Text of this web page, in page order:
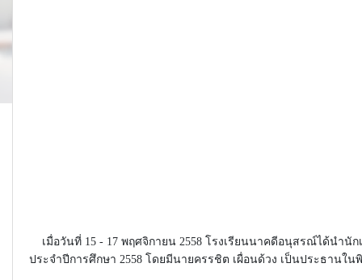
เมื่อวันที่ 15 - 17 พฤศจิกายน 2558 โรงเรียนนาคดีอนุสรณ์ได้นำนั
ประจำปีการศึกษา 2558 โดยมีนายครรชิต เผื่อนด้วง เป็นประธานใ